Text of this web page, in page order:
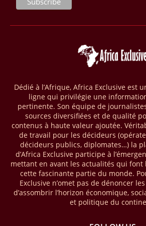
28/03/26 AFRIQUE - MOBILE MONEY
Selon le rapport publié par l’Association
par les comptes de mobile money en Afrique
2025, en hausse d'environ 27 % par rapport à
« The State of the Industry Report on Mobile
mobile money réalisées à l’échelle mondiale,
milliards USD (+23 % par rapport à 2024).
enregistré environ 74 % du nombre de
répertoriées l’an passé dans le monde, avec
transactions (+16 % par rapport à 2024) sur
dans le monde.
28/03/26 AFRIQUE - ECONOMIE CREATIVE
Une rapport publié dernièrement par le
intitulé « Africa Unleashed: Empowering
», dresse un état des lieux saisissant de
à la fois dynamique et structurellement
Dédié à l’Afrique, Africa Exclusive est
ligne qui privilégie une
pertinente. Son équipe de
sources diversifiées et de qualité
contenus à haute valeur ajoutée.
de travail pour les décideurs
décideurs publics, diplomates…) la
d’Africa Exclusive participe à
mettant en avant les actualités qui
cette fascinante partie du monde.
Exclusive n’omet pas de dénoncer
d’assombrir l’horizon économique,
et politique du